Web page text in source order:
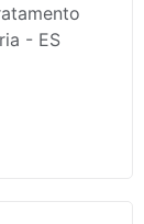
- ES